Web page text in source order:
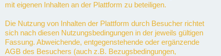
mit eigenen Inhalten an der Plattform zu beteiligen.
Die Nutzung von Inhalten der Plattform durch Besucher richtet
sich nach diesen Nutzungsbedingungen in der jeweils gültigen
Fassung. Abweichende, entgegenstehende oder ergänzende
AGB des Besuchers (auch z.B. Bezugsbedingungen,